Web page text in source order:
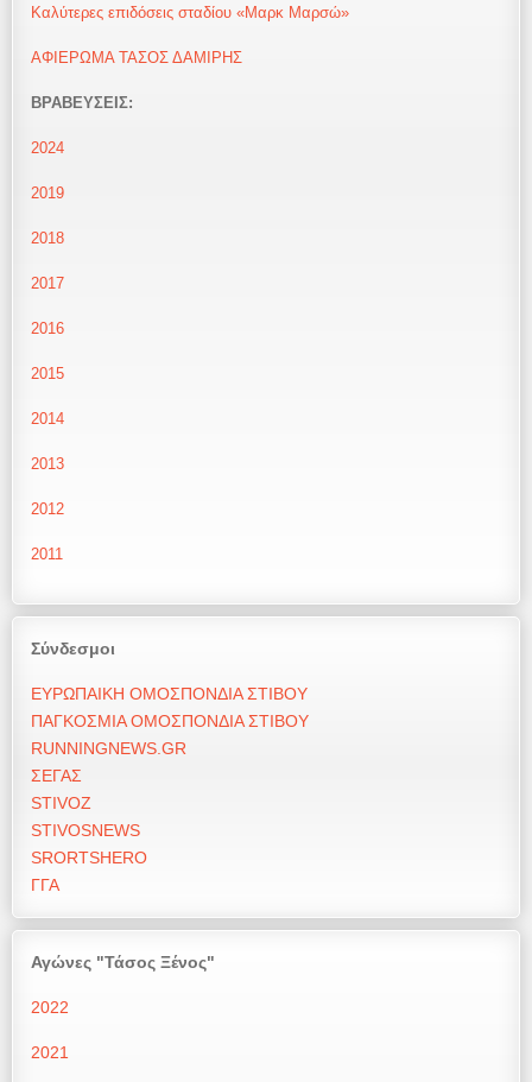
Καλύτερες επιδόσεις σταδίου «Μαρκ Μαρσώ»
ΑΦΙΕΡΩΜΑ ΤΑΣΟΣ ΔΑΜΙΡΗΣ
ΒΡΑΒΕΥΣΕΙΣ:
2024
2019
2018
2017
2016
2015
2014
2013
2012
2011
Σύνδεσμοι
ΕΥΡΩΠΑΙΚΗ ΟΜΟΣΠΟΝΔΙΑ ΣΤΙΒΟΥ
ΠΑΓΚΟΣΜΙΑ ΟΜΟΣΠΟΝΔΙΑ ΣΤΙΒΟΥ
RUNNINGNEWS.GR
ΣΕΓΑΣ
STIVOZ
STIVOSNEWS
SRORTSHERO
ΓΓΑ
Αγώνες "Τάσος Ξένος"
2022
2021